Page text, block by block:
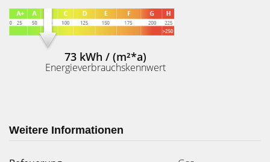
73 kWh / (m²*a)
Energieverbrauchskennwert
Weitere Informationen